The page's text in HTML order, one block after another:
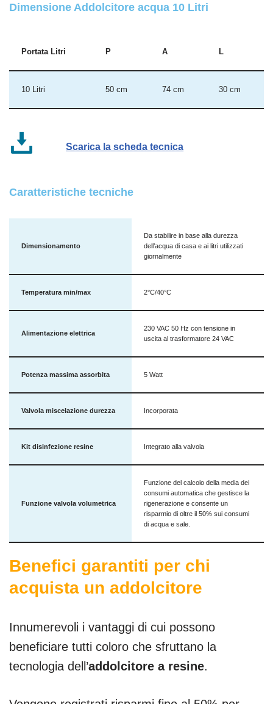
Dimensione Addolcitore acqua 10 Litri
Portata Litri P A L
10 Litri 50 cm 74 cm 30 cm
Scarica la scheda tecnica
Caratteristiche tecniche
Dimensionamento
Da stabilire in base alla durezza
dell’acqua di casa e ai litri utilizzati
giornalmente
Temperatura min/max 2°C/40°C
Alimentazione elettrica
230 VAC 50 Hz con tensione in
uscita al trasformatore 24 VAC
Potenza massima assorbita 5 Watt
Valvola miscelazione durezza Incorporata
Kit disinfezione resine Integrato alla valvola
Funzione valvola volumetrica
Funzione del calcolo della media dei
consumi automatica che gestisce la
rigenerazione e consente un
risparmio di oltre il 50% sui consumi
di acqua e sale.
Benefici garantiti per chi
acquista un addolcitore
Innumerevoli i vantaggi di cui possono
beneficiare tutti coloro che sfruttano la
tecnologia dell’addolcitore a resine.